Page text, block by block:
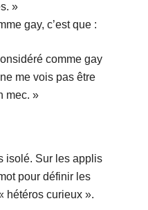
»
gay, c’est que :
comme gay
me vois pas être
mec. »
isolé. Sur les applis
pour définir les
hétéros curieux ».